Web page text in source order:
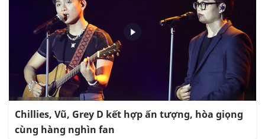
Chillies, Vũ, Grey D kết hợp ấn tượng, hòa giọng
cùng hàng nghìn fan